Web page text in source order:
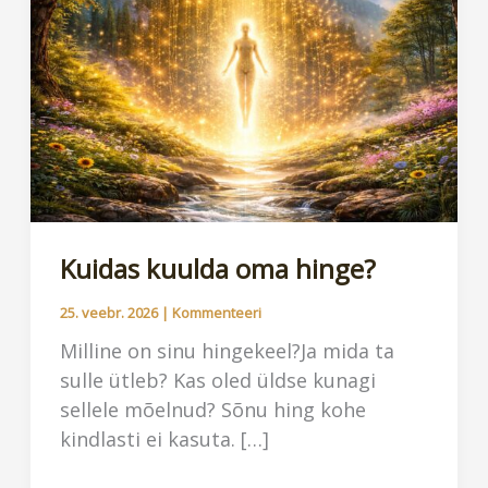
Kuidas kuulda oma hinge?
25. veebr. 2026 | Kommenteeri
Milline on sinu hingekeel?Ja mida ta
sulle ütleb? Kas oled üldse kunagi
sellele mõelnud? Sõnu hing kohe
kindlasti ei kasuta. […]